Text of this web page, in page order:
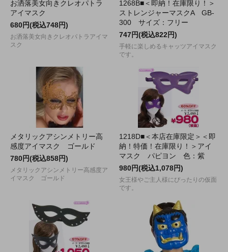
お洒落美女向きクレオパトラ
アイマスク
680円(税込748円)
お洒落美女向きクレオパトラアイマ
スク
1268B■＜即納！在庫限り！＞
ストレンジャーマスクA GB-
300 サイズ：フリー
747円(税込822円)
手軽に楽しめるキャッツアイマスク
です。
メタリックアシンメトリー高
感度アイマスク ゴールド
780円(税込858円)
メタリックアシンメトリー高感度ア
イマスク ゴールド
1218D■＜本店在庫限定＞＜即
納！特価！在庫限り！＞アイ
マスク パピヨン 色：紫
980円(税込1,078円)
女王様やご主人様にぴったりの仮面
です。